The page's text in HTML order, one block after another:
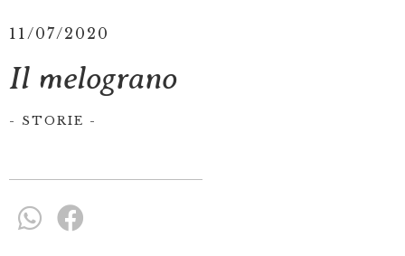
11/07/2020
Il melograno
- STORIE